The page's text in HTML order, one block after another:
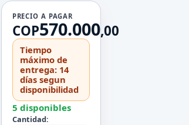
Mis direcciones
Mis pedidos
Métodos de pago
Mi perfil
Configuración
PRECIO A PAGAR
COP570.000,00
Tiempo
máximo de
entrega: 14
días segun
disponibilidad
5 disponibles
Cantidad: